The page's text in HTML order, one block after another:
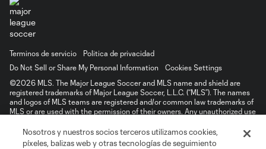
Terminos de servicio
Politica de privacidad
Do Not Sell or Share My Personal Information
Cookies Settings
©2026 MLS. The Major League Soccer and MLS name and shield are
registered trademarks of Major League Soccer, L.L.C. (“MLS”). The names
and logos of MLS teams are registered and/or common law trademarks of
MLS or are used with the permission of their owners. Any unauthorized use
Nosotros y nuestros socios terceros utilizamos cookies,
píxeles, balizas web y otras tecnologías de seguimiento